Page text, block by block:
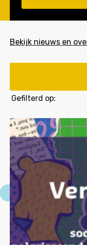
Bekijk nieuws en
Gefilterd op: